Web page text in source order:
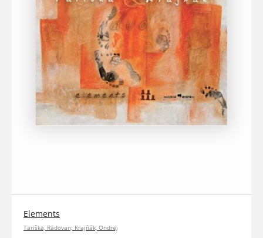
Elements
Tariška, Radovan; Krajňák, Ondrej